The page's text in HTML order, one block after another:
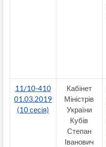
11/10-410
01.03.2019
(10 сесія)
Кабінет
Міністрів
України
Кубів
Степан
Іванович